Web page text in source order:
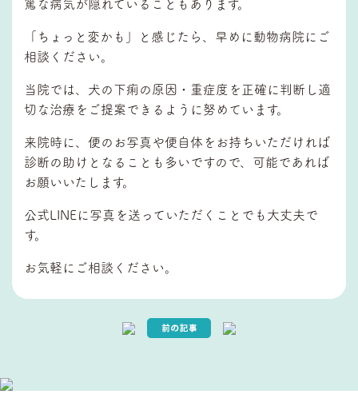
篤な病気が隠れていることもあります。
「ちょっと変かも」と感じたら、早めに動物病院にご
相談ください。
当院では、犬の下痢の原因・重症度を正確に判断し適
切な治療をご提案できるように努めています。
来院時に、便のお写真や便自体をお持ちいただければ
診断の助けとなることも多いですので、可能であれば
お願いいたします。
公式LINEに写真を送っていただくことでも大丈夫で
す。
お気軽にご相談ください。